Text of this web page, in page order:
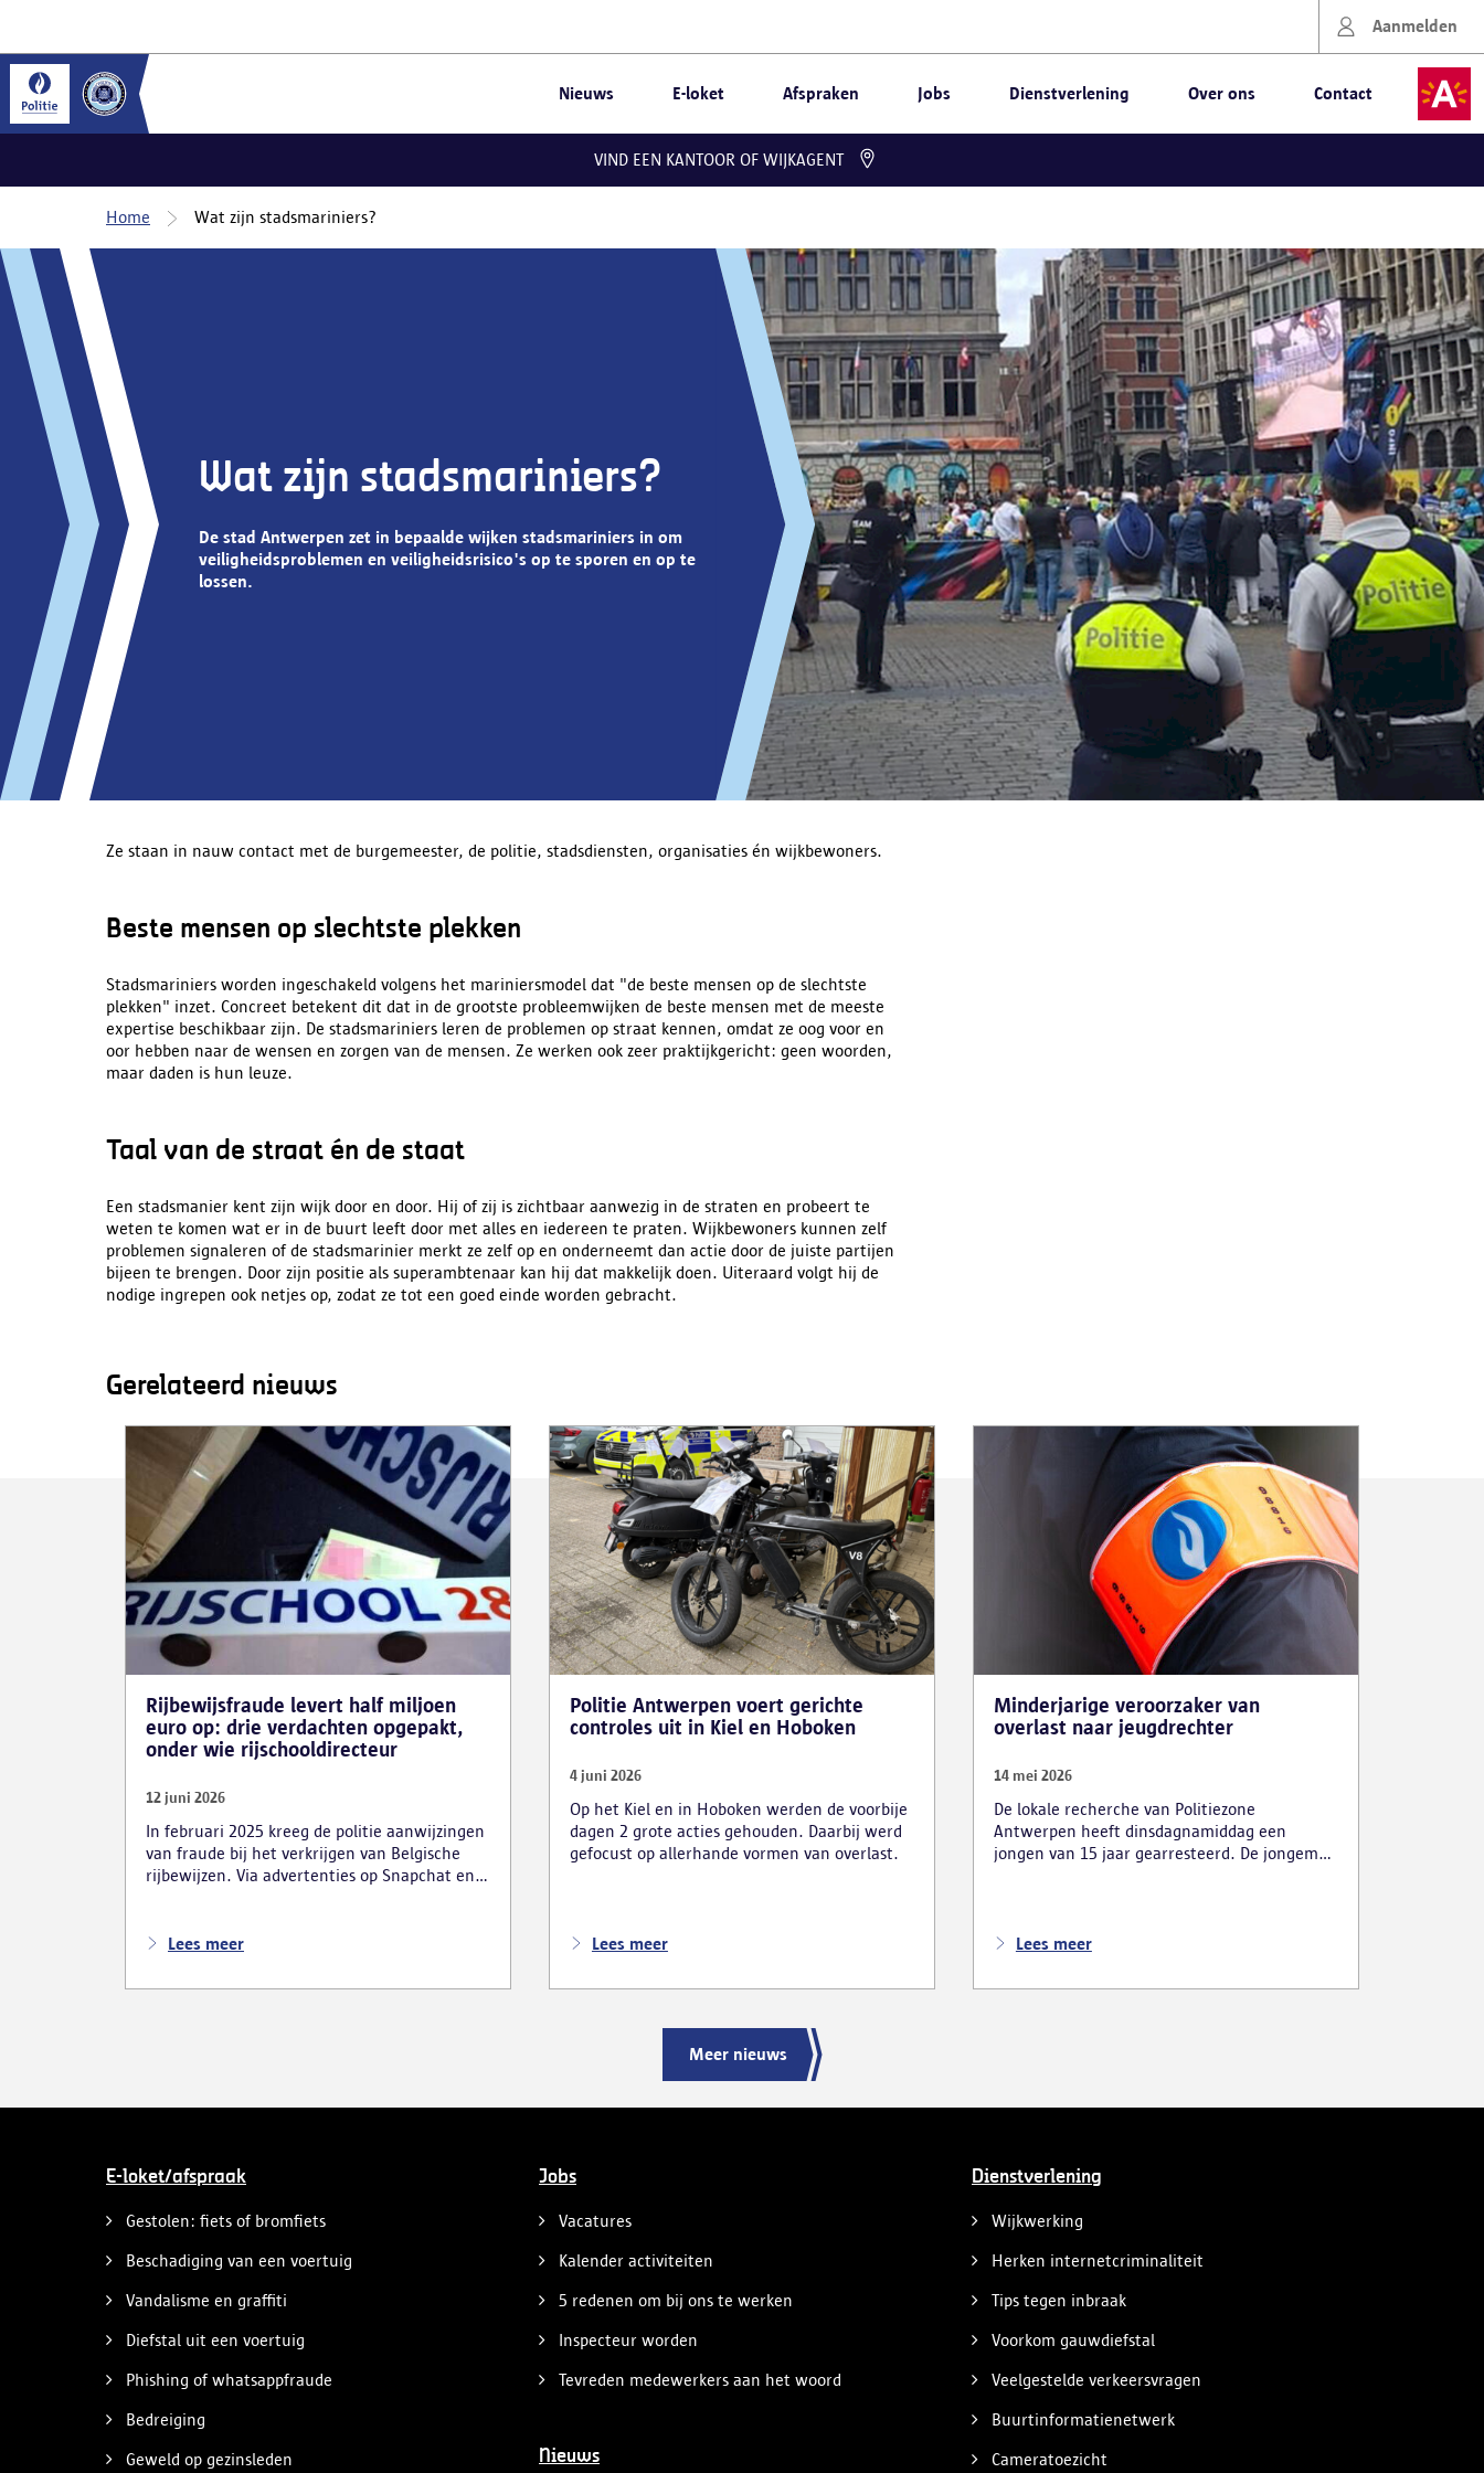
Aanmelden
Nieuws E-loket Afspraken Jobs Dienstverlening Over ons Contact
VIND EEN KANTOOR OF WIJKAGENT
Home Wat zijn stadsmariniers?
Wat zijn stadsmariniers?
De stad Antwerpen zet in bepaalde wijken stadsmariniers in om
veiligheidsproblemen en veiligheidsrisico's op te sporen en op te
lossen.
Ze staan in nauw contact met de burgemeester, de politie, stadsdiensten, organisaties én wijkbewoners.
Beste mensen op slechtste plekken
Stadsmariniers worden ingeschakeld volgens het mariniersmodel dat "de beste mensen op de slechtste
plekken" inzet. Concreet betekent dit dat in de grootste probleemwijken de beste mensen met de meeste
expertise beschikbaar zijn. De stadsmariniers leren de problemen op straat kennen, omdat ze oog voor en
oor hebben naar de wensen en zorgen van de mensen. Ze werken ook zeer praktijkgericht: geen woorden,
maar daden is hun leuze.
Taal van de straat én de staat
Een stadsmanier kent zijn wijk door en door. Hij of zij is zichtbaar aanwezig in de straten en probeert te
weten te komen wat er in de buurt leeft door met alles en iedereen te praten. Wijkbewoners kunnen zelf
problemen signaleren of de stadsmarinier merkt ze zelf op en onderneemt dan actie door de juiste partijen
bijeen te brengen. Door zijn positie als superambtenaar kan hij dat makkelijk doen. Uiteraard volgt hij de
nodige ingrepen ook netjes op, zodat ze tot een goed einde worden gebracht.
Gerelateerd nieuws
Rijbewijsfraude levert half miljoen
euro op: drie verdachten opgepakt,
onder wie rijschooldirecteur
12 juni 2026
In februari 2025 kreeg de politie aanwijzingen
van fraude bij het verkrijgen van Belgische
rijbewijzen. Via advertenties op Snapchat en
afspraken voor praktijkexamens aan.
uitschrijven van bekwaamheidsattesten
Lees meer
Politie Antwerpen voert gerichte
controles uit in Kiel en Hoboken
4 juni 2026
Op het Kiel en in Hoboken werden de voorbije
dagen 2 grote acties gehouden. Daarbij werd
gefocust op allerhande vormen van overlast.
Lees meer
Minderjarige veroorzaker van
overlast naar jeugdrechter
14 mei 2026
De lokale recherche van Politiezone
Antwerpen heeft dinsdagnamiddag een
jongen van 15 jaar gearresteerd. De jongeman
geweldincidenten. Hij is ondertussen voor de
strenge voorwaarden liet beschikken.
Lees meer
Meer nieuws
E-loket/afspraak
Gestolen: fiets of bromfiets
Beschadiging van een voertuig
Vandalisme en graffiti
Diefstal uit een voertuig
Phishing of whatsappfraude
Bedreiging
Geweld op gezinsleden
Jobs
Vacatures
Kalender activiteiten
5 redenen om bij ons te werken
Inspecteur worden
Tevreden medewerkers aan het woord
Nieuws
Dienstverlening
Wijkwerking
Herken internetcriminaliteit
Tips tegen inbraak
Voorkom gauwdiefstal
Veelgestelde verkeersvragen
Buurtinformatienetwerk
Cameratoezicht